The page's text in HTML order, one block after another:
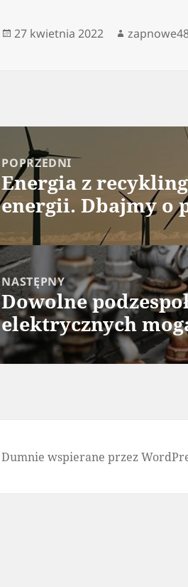
Data
27 kwietnia 2022 Autor
POPRZEDNI
Poprzedni
wpis:
Energia z
energii. Dbajmy o
NASTĘPNY
Następny
wpis:
Dowolne
elektrycznych
Dumnie wspierane przez